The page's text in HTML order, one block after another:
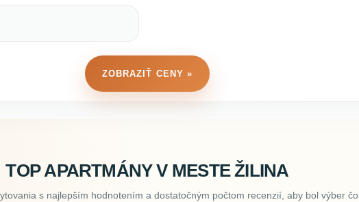
ZOBRAZIŤ CENY »
TOP APARTMÁNY V MESTE ŽILINA
s najlepším hodnotením a dostatočným počtom recenzií, aby bol výber čo